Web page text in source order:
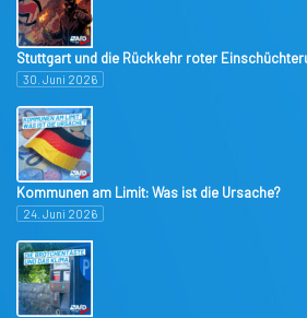
Stuttgart und die Rückkehr roter
30. Juni 2026
Kommunen am Limit: Was ist die Ursache?
24. Juni 2026